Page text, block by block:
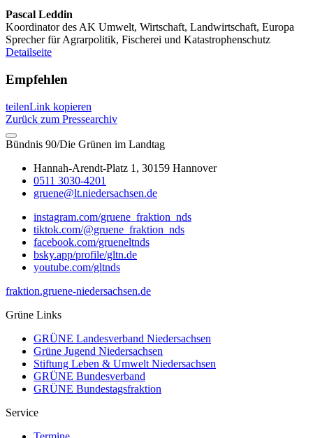
Pascal Leddin
Koordinator des AK Umwelt, Wirtschaft, Landwirtschaft, Europa
Sprecher für Agrarpolitik, Fischerei und Katastrophenschutz
Detailseite
Empfehlen
teilenLink kopieren
Zurück zum Pressearchiv
Bündnis 90/Die Grünen im Landtag
Hannah-Arendt-Platz 1, 30159 Hannover
0511 3030-4201
gruene@lt.niedersachsen.de
instagram.com/gruene_fraktion_nds
tiktok.com/@gruene_fraktion_nds
facebook.com/grueneltnds
bsky.app/profile/gltn.de
youtube.com/gltnds
fraktion.gruene-niedersachsen.de
Grüne Links
GRÜNE Landesverband Niedersachsen
Grüne Jugend Niedersachsen
Stiftung Leben & Umwelt Niedersachsen
GRÜNE Bundesverband
GRÜNE Bundestagsfraktion
Service